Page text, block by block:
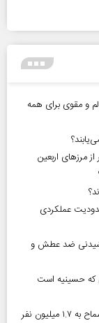
سریع، سالم و مقوی برای همه
میلیون نفر با محدودیت عملکردی
ضد عطش و
که حسینیه است
آغاز رسمی برنامه‌های اربعین ۱۴۰۵ در مرز‌ها | ثبت‌نام سماح به ۱.۷ میلیون نفر